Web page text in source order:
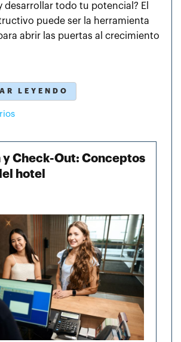
desarrollar todo tu potencial? El
puede ser la herramienta
abrir las puertas al crecimiento
LEYENDO
Check-Out: Conceptos
hotel